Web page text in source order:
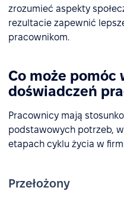
zrozumieć aspekty
rezultacie zapewnić
pracownikom.
Co może pomóc
doświadczeń
Pracownicy mają
podstawowych potrzeb,
etapach cyklu życia w
Przełożony